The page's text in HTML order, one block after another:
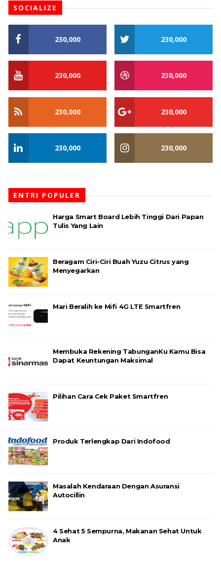
SOCIALIZE
230,000 230,000
230,000 230,000
230,000 230,000
230,000 230,000
ENTRI POPULER
Harga Smart Board Lebih Tinggi Dari Papan
Tulis Yang Lain
Beragam Ciri-Ciri Buah Yuzu Citrus yang
Menyegarkan
Mari Beralih ke Mifi 4G LTE Smartfren
Membuka Rekening TabunganKu Kamu Bisa
Dapat Keuntungan Maksimal
Pilihan Cara Cek Paket Smartfren
Produk Terlengkap Dari Indofood
Masalah Kendaraan Dengan Asuransi
Autocillin
4 Sehat 5 Sempurna, Makanan Sehat Untuk
Anak